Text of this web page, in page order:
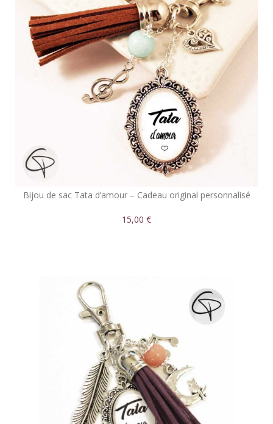
Bijou de sac Tata d’amour – Cadeau original personnalisé
15,00 €